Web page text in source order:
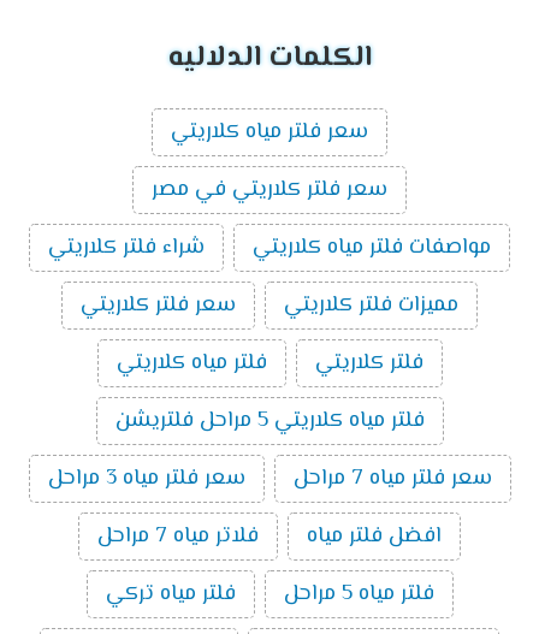
الكلمات الدلاليه
سعر فلتر مياه كلاريتي
سعر فلتر كلاريتي في مصر
مواصفات فلتر مياه كلاريتي
شراء فلتر كلاريتي
مميزات فلتر كلاريتي
سعر فلتر كلاريتي
فلتر كلاريتي
فلتر مياه كلاريتي
فلتر مياه كلاريتي 5 مراحل فلتريشن
سعر فلتر مياه 7 مراحل
سعر فلتر مياه 3 مراحل
افضل فلتر مياه
فلاتر مياه 7 مراحل
فلتر مياه 5 مراحل
فلتر مياه تركي